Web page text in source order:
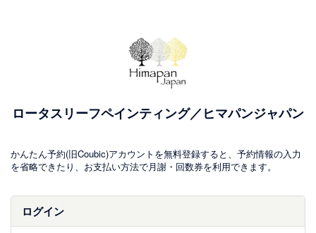
ロータスリーフペインティング／ヒマパンジャパン
かんたん予約(旧Coubic)アカウントを無料登録すると、予約情報の入力
を省略できたり、お支払い方法で月謝・回数券を利用できます。
ログイン